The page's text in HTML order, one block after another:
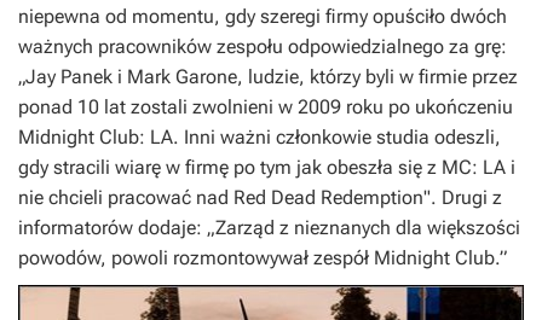
niepewna od momentu, gdy szeregi firmy opuściło dwóch
ważnych pracowników zespołu odpowiedzialnego za grę:
„Jay Panek i Mark Garone, ludzie, którzy byli w firmie przez
ponad 10 lat zostali zwolnieni w 2009 roku po ukończeniu
Midnight Club: LA. Inni ważni członkowie studia odeszli,
gdy stracili wiarę w firmę po tym jak obeszła się z MC: LA i
nie chcieli pracować nad Red Dead Redemption". Drugi z
informatorów dodaje: „Zarząd z nieznanych dla większości
powodów, powoli rozmontowywał zespół Midnight Club.”